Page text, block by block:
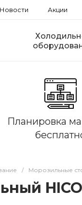
Новости Акции
Планировка
/ Морозильные